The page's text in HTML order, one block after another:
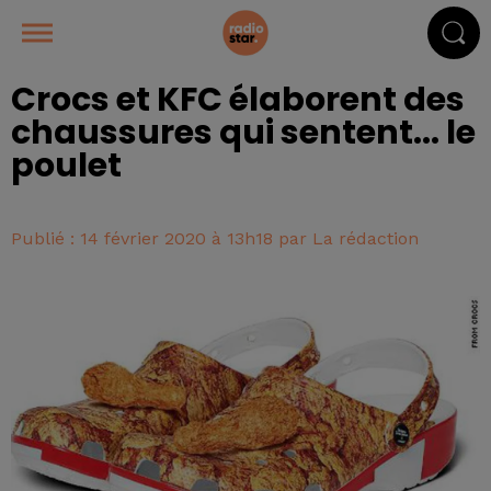
Crocs et KFC élaborent des
chaussures qui sentent... le
poulet
Publié : 14 février 2020 à 13h18 par La rédaction